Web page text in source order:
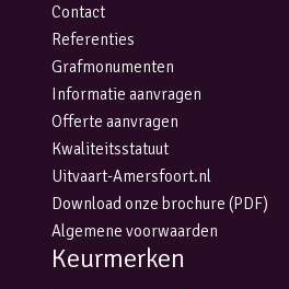
Contact
Referenties
Grafmonumenten
Informatie aanvragen
Offerte aanvragen
Kwaliteitsstatuut
Uitvaart-Amersfoort.nl
Download onze brochure (PDF)
Algemene voorwaarden
Keurmerken